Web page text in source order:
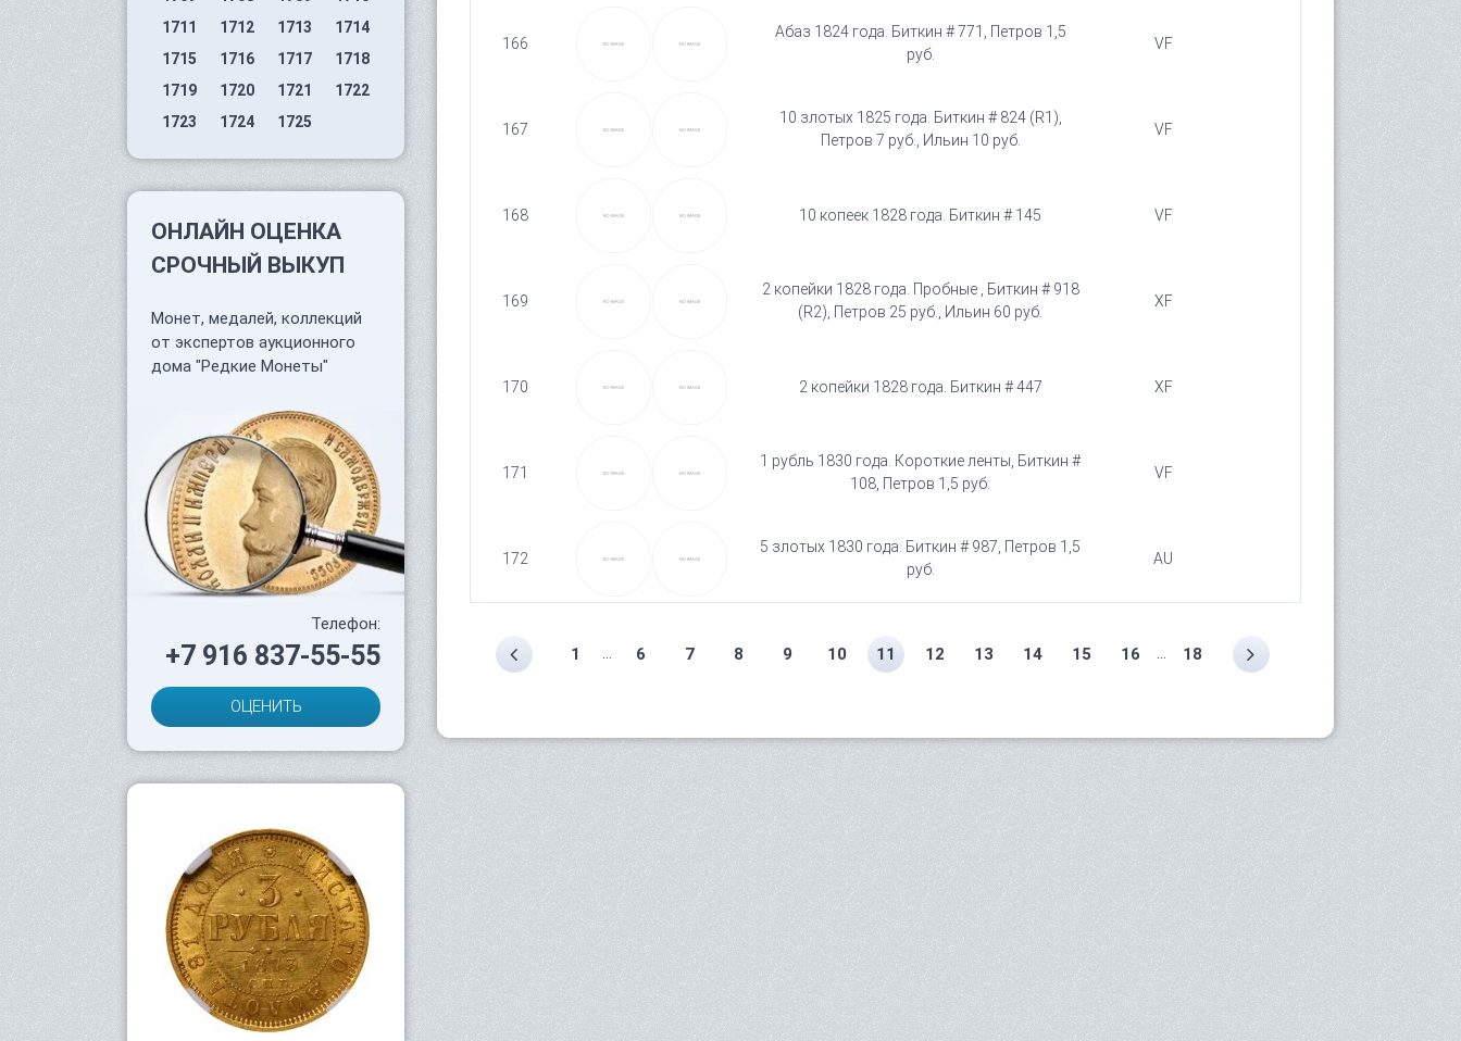
1711
1712 1713
1714
1715
1716 1717
1718
1719
1720 1721
1722
1723
1724 1725
ОНЛАЙН ОЦЕНКА
СРОЧНЫЙ ВЫКУП
Монет, медалей, коллекций
от экспертов аукционного
дома "Редкие Монеты"
Телефон:
+7 916 837-55-55
ОЦЕНИТЬ
166
Абаз 1824 года. Биткин # 771, Петров 1,5
руб.
VF
167
10 злотых 1825 года. Биткин # 824 (R1),
Петров 7 руб., Ильин 10 руб.
VF
168 10 копеек 1828 года. Биткин # 145 VF
169
2 копейки 1828 года. Пробные , Биткин # 918
(R2), Петров 25 руб., Ильин 60 руб.
XF
170 2 копейки 1828 года. Биткин # 447 XF
171
1 рубль 1830 года. Короткие ленты, Биткин #
108, Петров 1,5 руб.
VF
172
5 злотых 1830 года. Биткин # 987, Петров 1,5
руб.
AU
1 6 7 8 9 10 11 12 13 14 15 16 18